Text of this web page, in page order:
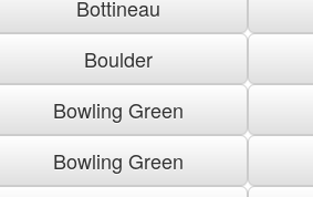
Bottineau
Boulder
Bowling Green
Bowling Green